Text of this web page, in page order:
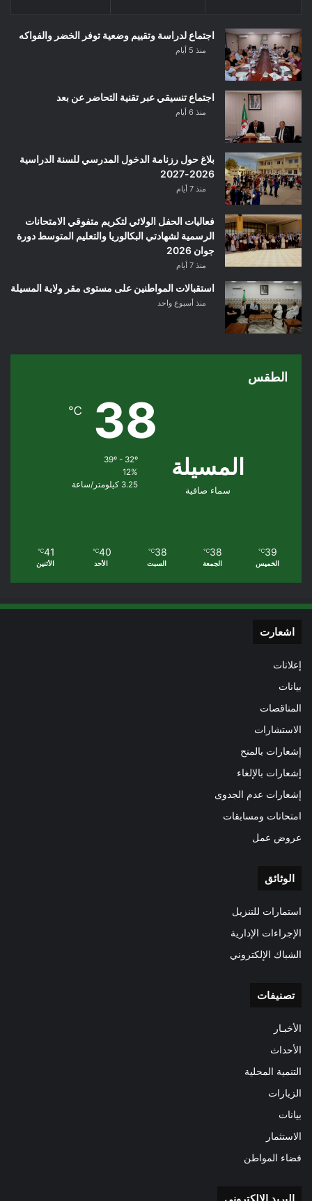
اجتماع لدراسة وتقييم وضعية توفر الخضر والفواكه
منذ 5 أيام
اجتماع تنسيقي عبر تقنية التحاضر عن بعد
منذ 6 أيام
بلاغ حول رزنامة الدخول المدرسي للسنة الدراسية
2026-2027
منذ 7 أيام
فعاليات الحفل الولائي لتكريم متفوقي الامتحانات
الرسمية لشهادتي البكالوريا والتعليم المتوسط دورة
جوان 2026
منذ 7 أيام
استقبالات المواطنين على مستوى مقر ولاية المسيلة
منذ أسبوع واحد
الطقس
المسيلة
سماء صافية
38
℃
39º - 32º
12%
3.25 كيلومتر/ساعة
39
℃
الخميس
38
℃
الجمعة
38
℃
السبت
40
℃
الأحد
41
℃
الأثنين
اشعارت
إعلانات
بيانات
المناقصات
الاستشارات
إشعارات بالمنح
إشعارات بالإلغاء
إشعارات عدم الجدوى
امتحانات ومسابقات
عروض عمل
الوثائق
استمارات للتنزيل
الإجراءات الإدارية
الشباك الإلكتروني
تصنيفات
الأخبـار
الأحداث
التنمية المحلية
الزيارات
بيانات
الاستثمار
فضاء المواطن